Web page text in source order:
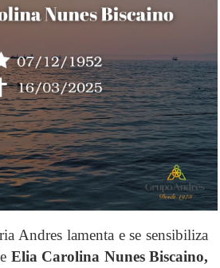
Andres lamenta e se sensibiliza
Elia Carolina Nunes Biscaino,